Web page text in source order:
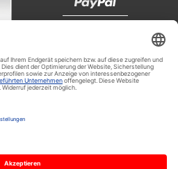
Fußbodenheizung, elektrische